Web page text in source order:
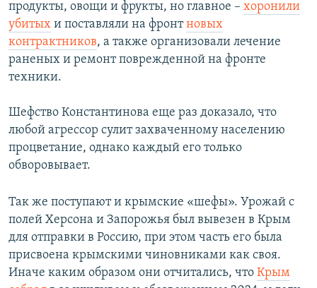
продукты, овощи и фрукты, но главное – хоронили
убитых и поставляли на фронтновых
контрактников, а также организовали лечение
раненых и ремонт поврежденной на фронте
техники.
Шефство Константинова еще раз доказало, что
любой агрессор сулит захваченному населению
процветание, однако каждый его только
обворовывает.
Так же поступают и крымские «шефы». Урожай с
полей Херсона и Запорожья был вывезен в Крым
для отправки в Россию, при этом часть его была
присвоена крымскими чиновниками как своя.
Иначе каким образом они отчитались, что Крым